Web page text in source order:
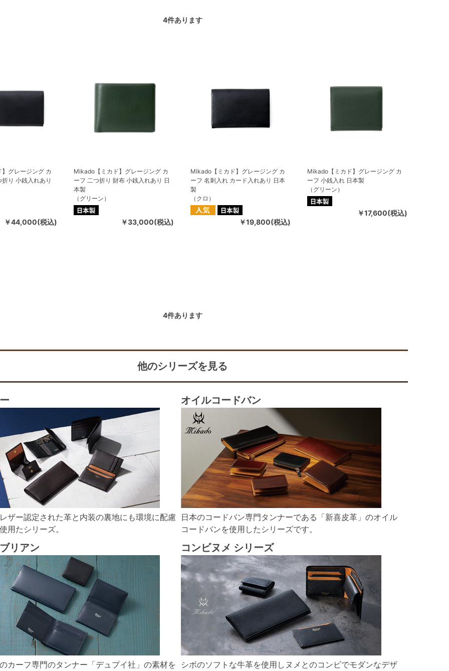
4件あります
グレージング カ
り 小銭入れあり
￥44,000(税込)
Mikado【ミカド】グレージング カ
ーフ 二つ折り 財布 小銭入れあり 日
本製
（グリーン）
￥33,000(税込)
Mikado【ミカド】グレージング カ
ーフ 名刺入れ カード入れあり 日本
製
（クロ）
￥19,800(税込)
Mikado【ミカド】グレージング カ
ーフ 小銭入れ 日本製
（グリーン）
￥17,600(税込)
4件あります
他のシリーズを見る
ザー認定された革と内装の裏地にも環境に配慮
用たシリーズ。
オイルコードバン
日本のコードバン専門タンナーである「新喜皮革」のオイル
コードバンを使用したシリーズです。
リアン
カーフ専門のタンナー「デュプイ社」の素材を
コンビヌメ シリーズ
シボのソフトな牛革を使用しヌメとのコンビでモダンなデザ